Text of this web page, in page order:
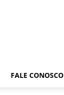
FALE CONOSCO